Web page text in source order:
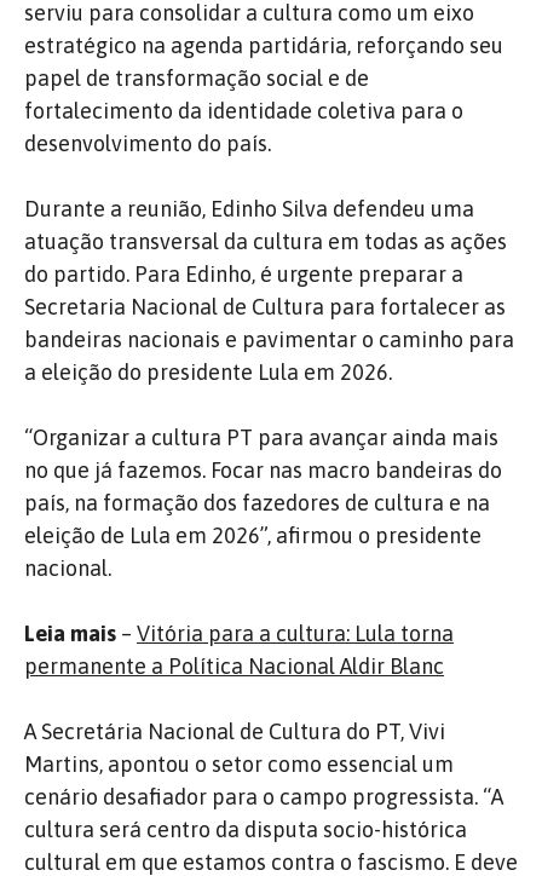
serviu para consolidar a cultura como um eixo
estratégico na agenda partidária, reforçando seu
papel de transformação social e de
fortalecimento da identidade coletiva para o
desenvolvimento do país.
Durante a reunião, Edinho Silva defendeu uma
atuação transversal da cultura em todas as ações
do partido. Para Edinho, é urgente preparar a
Secretaria Nacional de Cultura para fortalecer as
bandeiras nacionais e pavimentar o caminho para
a eleição do presidente Lula em 2026.
“Organizar a cultura PT para avançar ainda mais
no que já fazemos. Focar nas macro bandeiras do
país, na formação dos fazedores de cultura e na
eleição de Lula em 2026”, afirmou o presidente
nacional.
Leia mais – Vitória para a cultura: Lula torna
permanente a Política Nacional Aldir Blanc
A Secretária Nacional de Cultura do PT, Vivi
Martins, apontou o setor como essencial um
cenário desafiador para o campo progressista. “A
cultura será centro da disputa socio-histórica
cultural em que estamos contra o fascismo. E deve